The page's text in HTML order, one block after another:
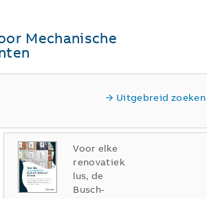
Mechanische
Uitgebreid zoeken
Voor elke
renovatiek
lus, de
Busch-